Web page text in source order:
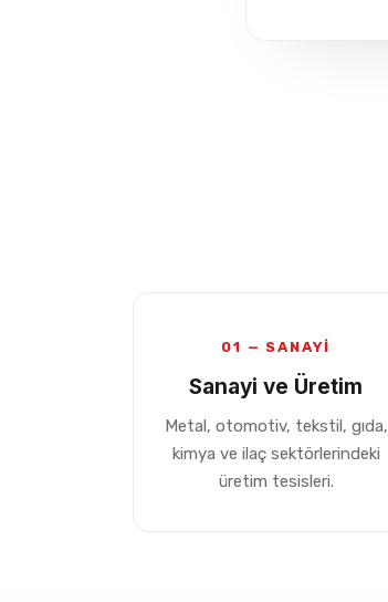
01 — SANAYİ
Sanayi ve Üretim
Metal, otomotiv, tekstil, gıda,
kimya ve ilaç sektörlerindeki
üretim tesisleri.